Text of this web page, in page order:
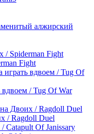
Fight
/ Tug Of War
/ Ragdoll Duel